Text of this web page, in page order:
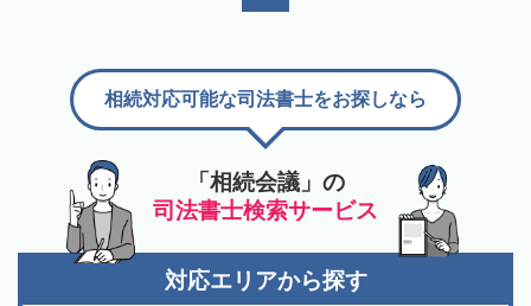
「相続会議」の
司法書士検索サービス
相続対応可能な司法書士をお探しなら
対応エリアから探す